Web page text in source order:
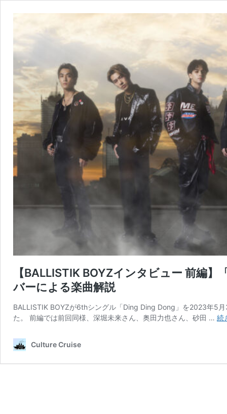
【BALLISTIK BOYZインタビュー 前編
バーによる楽曲解説
BALLISTIK BOYZが6thシングル「Ding Ding Dong」を2023年5
た。 前編では前回同様、深堀未来さん、奥田力也さん、砂田 … 続
Culture Cruise